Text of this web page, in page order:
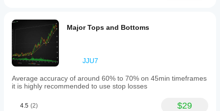
direct
momentum
price
movements.
Профиль индикатора
Категория
Mоментум
Major Tops and Bottoms
JJU7
Average accuracy of around 60% to 70% on 45min timeframes
it is highly recommended to use stop losses
4.5 (2) $29